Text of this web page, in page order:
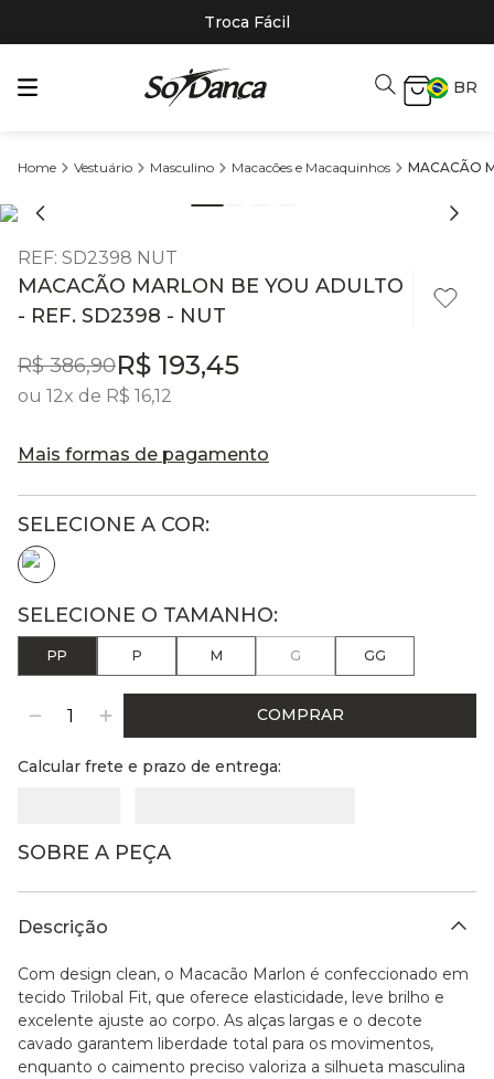
Troca Fácil
BR
Vestuário Masculino Macacões e Macaquinhos MACACÃO
REF: SD2398 NUT
MACACÃO MARLON BE YOU ADULTO
- REF. SD2398 - NUT
R$ 386,90R$ 193,45
ou 12x de R$ 16,12
Mais formas de pagamento
PP P M G GG
COMPRAR
Calcular frete e prazo de entrega:
SOBRE A PEÇA
Descrição
Com design clean, o Macacão Marlon é confeccionado em
tecido Trilobal Fit, que oferece elasticidade, leve brilho e
excelente ajuste ao corpo. As alças largas e o decote
cavado garantem liberdade total para os movimentos,
enquanto o caimento preciso valoriza a silhueta masculina